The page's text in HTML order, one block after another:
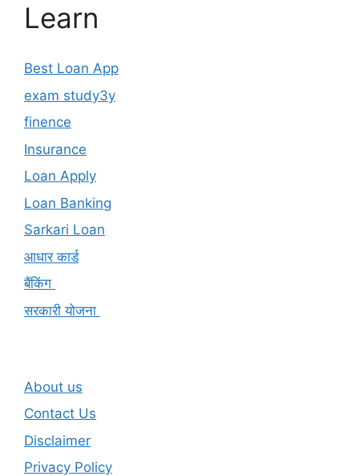
Learn
Best Loan App
exam study3y
finence
Insurance
Loan Apply
Loan Banking
Sarkari Loan
आधार कार्ड
बैंकिंग
सरकारी योजना
About us
Contact Us
Disclaimer
Privacy Policy